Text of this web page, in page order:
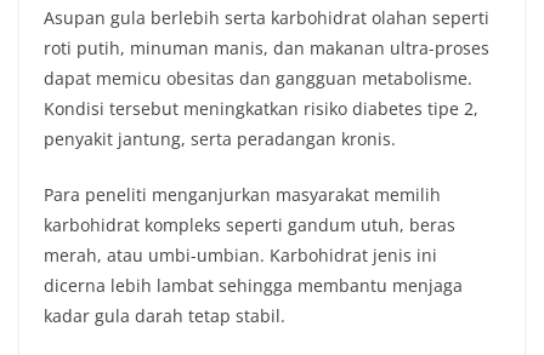
Asupan gula berlebih serta karbohidrat olahan seperti
roti putih, minuman manis, dan makanan ultra-proses
dapat memicu obesitas dan gangguan metabolisme.
Kondisi tersebut meningkatkan risiko diabetes tipe 2,
penyakit jantung, serta peradangan kronis.
Para peneliti menganjurkan masyarakat memilih
karbohidrat kompleks seperti gandum utuh, beras
merah, atau umbi-umbian. Karbohidrat jenis ini
dicerna lebih lambat sehingga membantu menjaga
kadar gula darah tetap stabil.